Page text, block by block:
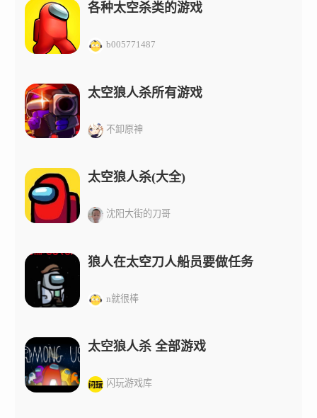
各种太空杀类的游戏
b005771487
太空狼人杀所有游戏
不卸原神
太空狼人杀(大全)
沈阳大街的刀哥
狼人在太空刀人船员要做任务
n就很棒
太空狼人杀 全部游戏
闪玩游戏库